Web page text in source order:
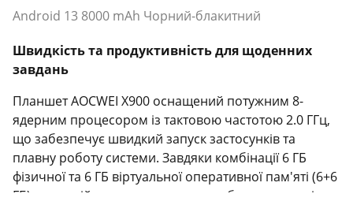
Android 13 8000 mAh Чорний-блакитний
Швидкість та продуктивність для щоденних
завдань
Планшет AOCWEI X900 оснащений потужним 8-
ядерним процесором із тактовою частотою 2.0 ГГц,
що забезпечує швидкий запуск застосунків та
плавну роботу системи. Завдяки комбінації 6 ГБ
фізичної та 6 ГБ віртуальної оперативної пам'яті (6+6
ГБ), пристрій легко справляється з багатозадачністю,